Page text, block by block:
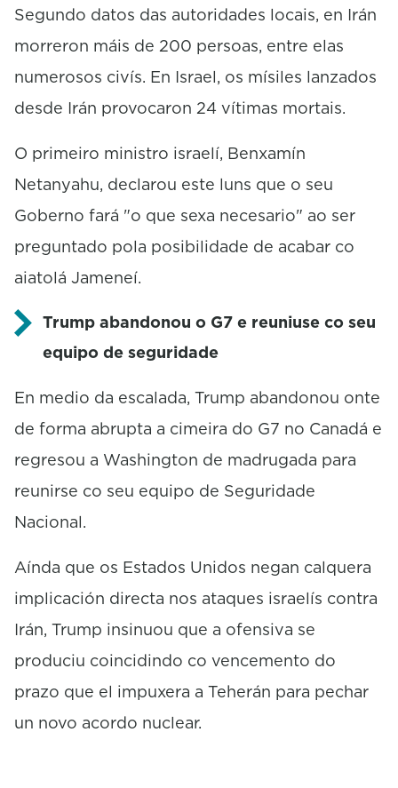
Segundo datos das autoridades locais, en Irán
morreron máis de 200 persoas, entre elas
numerosos civís. En Israel, os mísiles lanzados
desde Irán provocaron 24 vítimas mortais.
O primeiro ministro israelí, Benxamín
Netanyahu, declarou este luns que o seu
Goberno fará "o que sexa necesario" ao ser
preguntado pola posibilidade de acabar co
aiatolá Jameneí.
Trump abandonou o G7 e reuniuse co seu
equipo de seguridade
En medio da escalada, Trump abandonou onte
de forma abrupta a cimeira do G7 no Canadá e
regresou a Washington de madrugada para
reunirse co seu equipo de Seguridade
Nacional.
Aínda que os Estados Unidos negan calquera
implicación directa nos ataques israelís contra
Irán, Trump insinuou que a ofensiva se
produciu coincidindo co vencemento do
prazo que el impuxera a Teherán para pechar
un novo acordo nuclear.